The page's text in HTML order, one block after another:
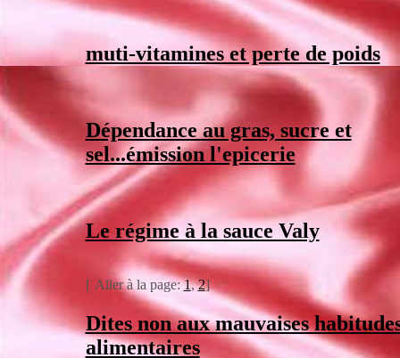
muti-vitamines et perte de poids
Dépendance au gras, sucre et
sel...émission l'epicerie
Le régime à la sauce Valy
[ Aller à la page:1,2]
Dites non aux mauvaises
alimentaires